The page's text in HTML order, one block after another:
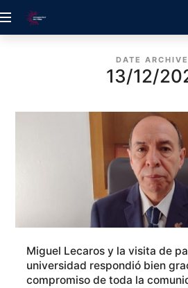
ACREDITACIÓN
DATE
13/12/
Miguel Lecaros y la visita de
universidad respondió bien
compromiso de toda la